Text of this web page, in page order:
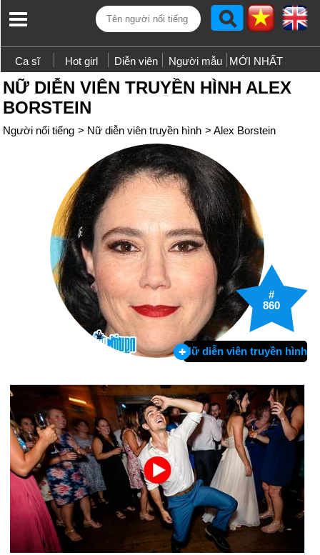
Ca sĩ Hot girl Diễn viên Người mẫu MỚI NHẤT
NỮ DIỄN VIÊN TRUYỀN HÌNH ALEX
BORSTEIN
Người nổi tiếng > Nữ diễn viên truyền hình > Alex Borstein
#
860
Nữ diễn viên truyền hình